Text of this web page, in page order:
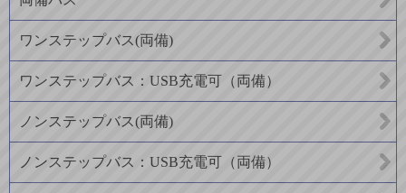
ワンステップバス(両備)
ワンステップバス：USB充電可（両備）
ノンステップバス(両備)
ノンステップバス：USB充電可（両備）